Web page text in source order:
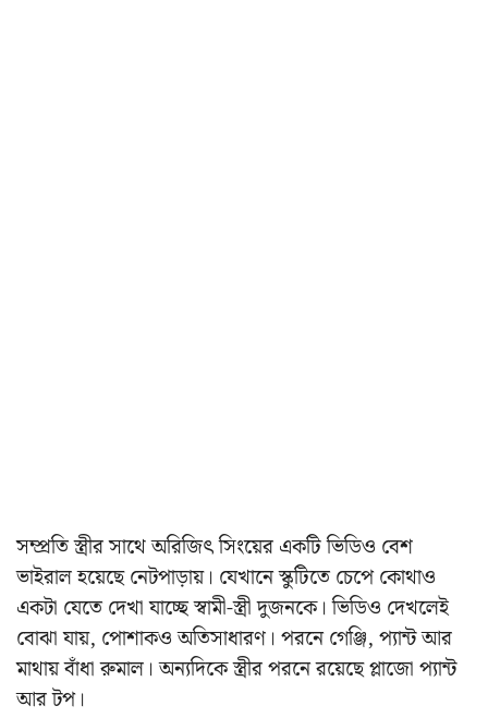
সম্প্রতি স্ত্রীর সাথে অরিজিৎ সিংয়ের একটি ভিডিও বেশ
ভাইরাল হয়েছে নেটপাড়ায়। যেখানে স্কুটিতে চেপে কোথাও
একটা যেতে দেখা যাচ্ছে স্বামী-স্ত্রী দুজনকে। ভিডিও দেখলেই
বোঝা যায়, পোশাকও অতিসাধারণ। পরনে গেঞ্জি, প্যান্ট আর
মাথায় বাঁধা রুমাল। অন্যদিকে স্ত্রীর পরনে রয়েছে প্লাজো প্যান্ট
আর টপ।